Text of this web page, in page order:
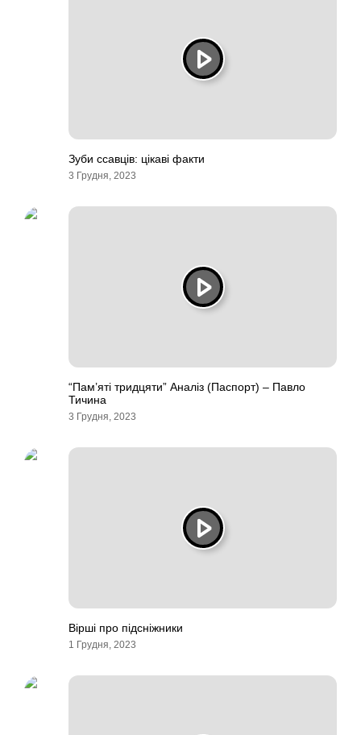
Зуби ссавців: цікаві факти
3 Грудня, 2023
“Пам’яті тридцяти” Аналіз (Паспорт) – Павло
Тичина
3 Грудня, 2023
Вірші про підсніжники
1 Грудня, 2023